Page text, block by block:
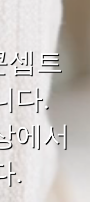
셉트
다.
에서
.